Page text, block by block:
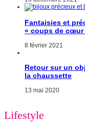
Fantaisies et
« coups de cœur
8 février 2021
Retour sur un
la chaussette
13 mai 2020
Lifestyle